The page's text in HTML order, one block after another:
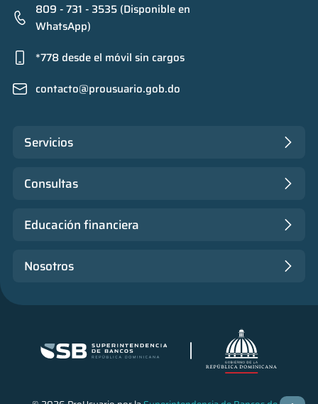
809 - 731 - 3535 (Disponible en
WhatsApp)
*778 desde el móvil sin cargos
contacto@prousuario.gob.do
Servicios
Consultas
Educación financiera
Nosotros